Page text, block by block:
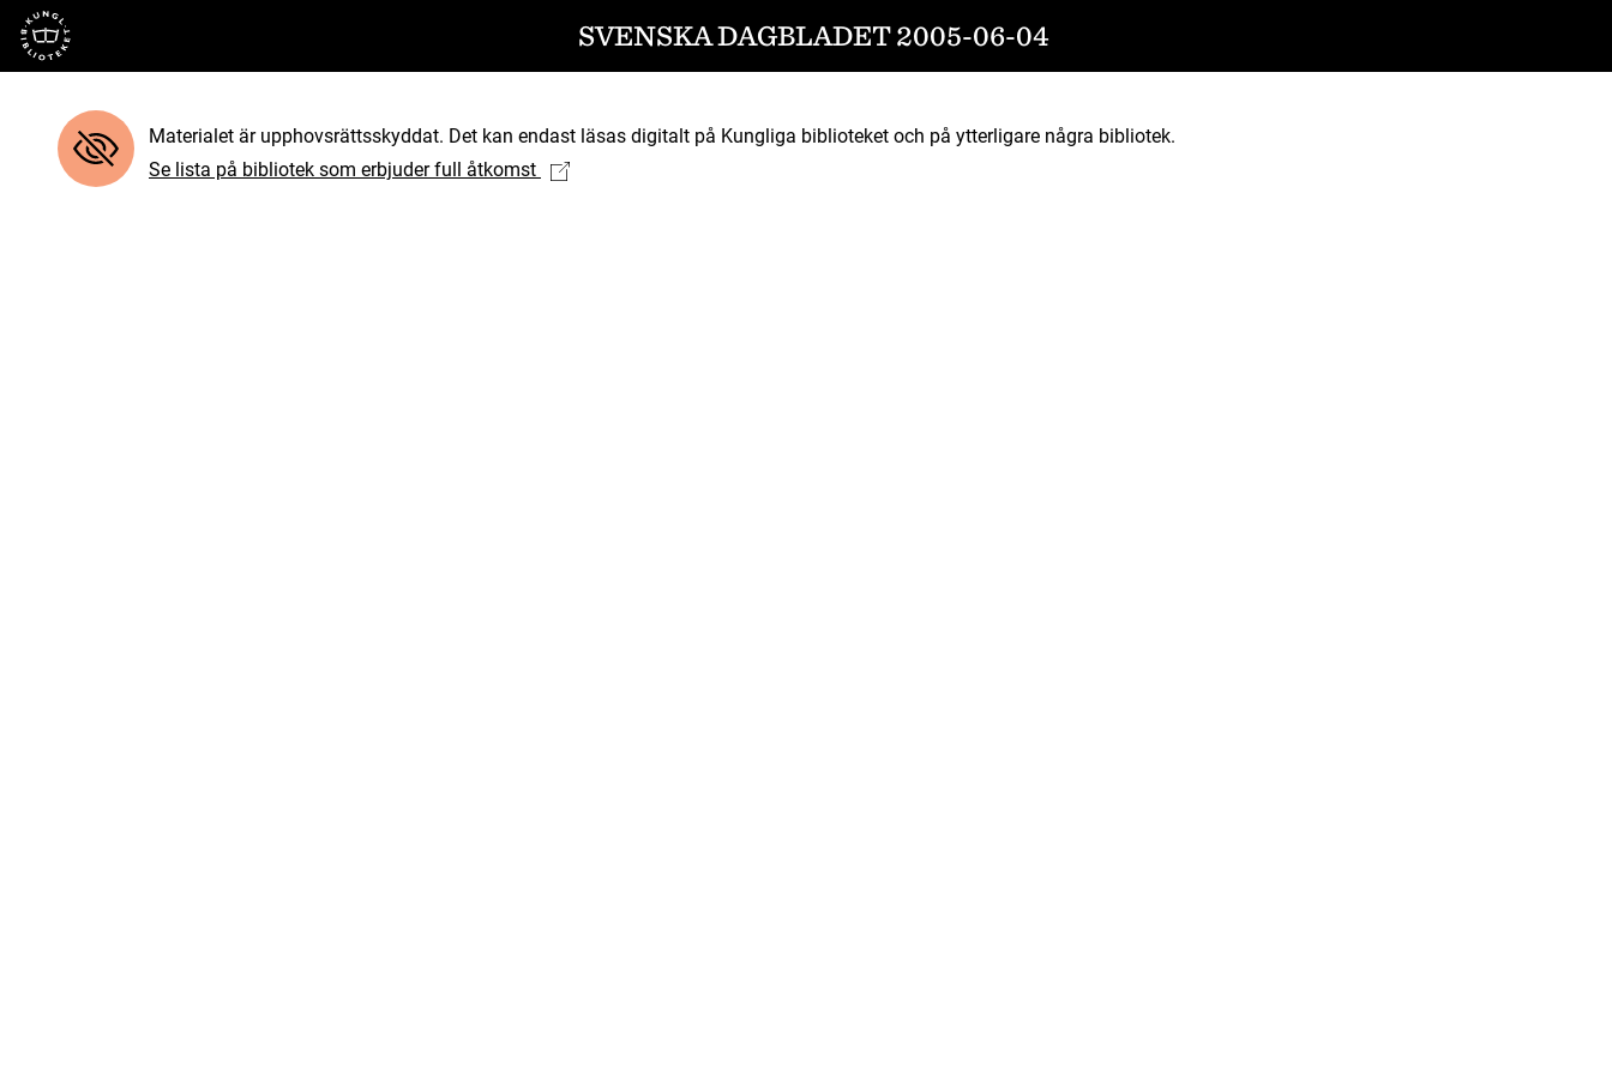
Till startsidan SVENSKA DAGBLADET 2005-06-04
Materialet är upphovsrättsskyddat. Det kan endast läsas digitalt på Kungliga biblioteket och på ytterligare några bibliotek.
Se lista på bibliotek som erbjuder full åtkomst